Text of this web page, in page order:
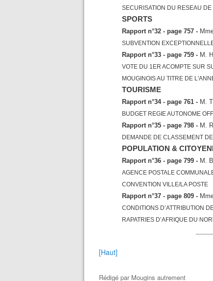
SECURISATION DU RESEAU
SPORTS
Rapport n°32 - page 757 -
SUBVENTION
Rapport n°33 - page 759 - M.
VOTE DU 1ER ACOMPTE SUR
MOUGINOIS AU TITRE DE
TOURISME
Rapport n°34 - page 761 - M.
BUDGET REGIE AUTONOME
Rapport n°35 - page 798 - M.
DEMANDE DE CLASSEMENT
POPULATION &
Rapport n°36 - page 799 - M.
AGENCE POSTALE
CONVENTION VILLE/LA POSTE
Rapport n°37 - page 809 -
CONDITIONS D’ATTRIBUTION
RAPATRIES D’AFRIQUE DU
[Haut]
Rédigé par Mougins autrement